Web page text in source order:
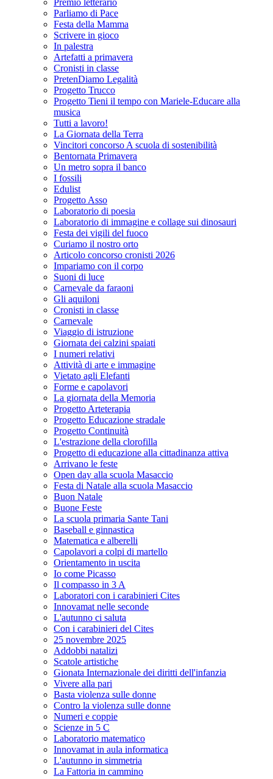
Premio letterario
Parliamo di Pace
Festa della Mamma
Scrivere in gioco
In palestra
Artefatti a primavera
Cronisti in classe
PretenDiamo Legalità
Progetto Trucco
Progetto Tieni il tempo con Mariele-Educare alla
musica
Tutti a lavoro!
La Giornata della Terra
Vincitori concorso A scuola di sostenibilità
Bentornata Primavera
Un metro sopra il banco
I fossili
Edulist
Progetto Asso
Laboratorio di poesia
Laboratorio di immagine e collage sui dinosauri
Festa dei vigili del fuoco
Curiamo il nostro orto
Articolo concorso cronisti 2026
Impariamo con il corpo
Suoni di luce
Carnevale da faraoni
Gli aquiloni
Cronisti in classe
Carnevale
Viaggio di istruzione
Giornata dei calzini spaiati
I numeri relativi
Attività di arte e immagine
Vietato agli Elefanti
Forme e capolavori
La giornata della Memoria
Progetto Arteterapia
Progetto Educazione stradale
Progetto Continuità
L'estrazione della clorofilla
Progetto di educazione alla cittadinanza attiva
Arrivano le feste
Open day alla scuola Masaccio
Festa di Natale alla scuola Masaccio
Buon Natale
Buone Feste
La scuola primaria Sante Tani
Baseball e ginnastica
Matematica e alberelli
Capolavori a colpi di martello
Orientamento in uscita
Io come Picasso
Il compasso in 3 A
Laboratori con i carabinieri Cites
Innovamat nelle seconde
L'autunno ci saluta
Con i carabinieri del Cites
25 novembre 2025
Addobbi natalizi
Scatole artistiche
Gionata Internazionale dei diritti dell'infanzia
Vivere alla pari
Basta violenza sulle donne
Contro la violenza sulle donne
Numeri e coppie
Scienze in 5 C
Laboratorio matematico
Innovamat in aula informatica
L'autunno in simmetria
La Fattoria in cammino